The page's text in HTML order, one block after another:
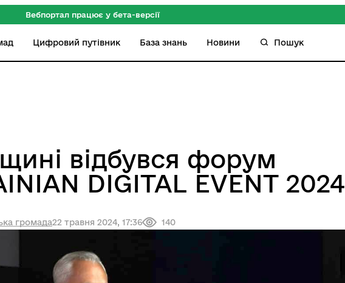
Вебпортал працює у бета-версії
Цифровий путівник База знань Новини Пошук
відбувся форум
DIGITAL EVENT 2024
громада22 травня 2024, 17:36 140